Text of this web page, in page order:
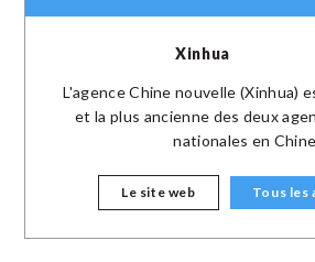
Xinhua
L'agence Chine nouvelle (Xinhua)
et la plus ancienne des deux
nationales en
Le site web Tous les